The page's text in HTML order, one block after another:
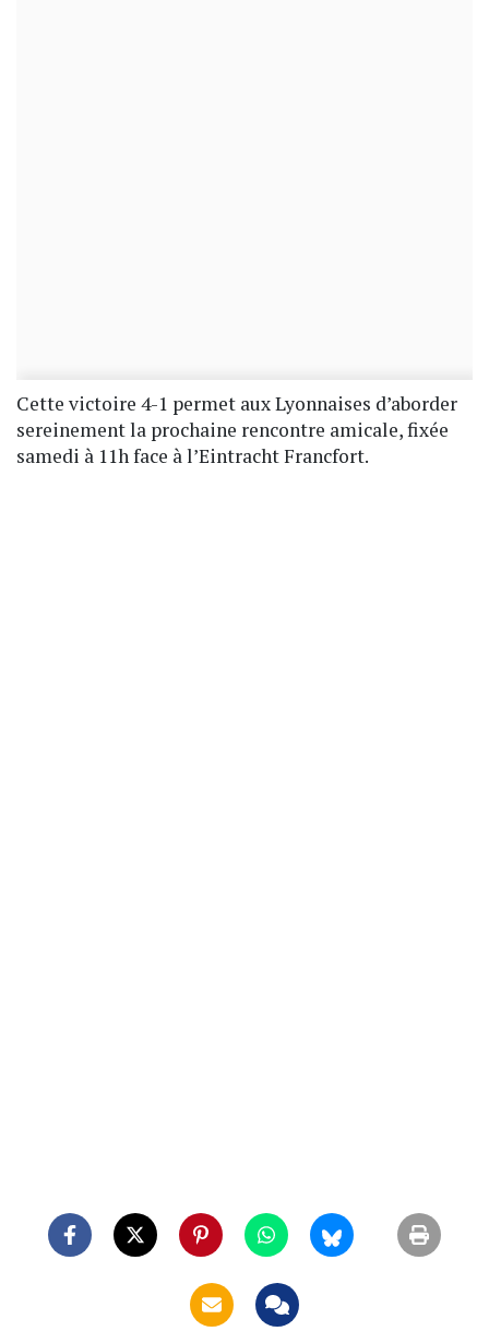
Cette victoire 4-1 permet aux Lyonnaises d’aborder
sereinement la prochaine rencontre amicale, fixée
samedi à 11h face à l’Eintracht Francfort.